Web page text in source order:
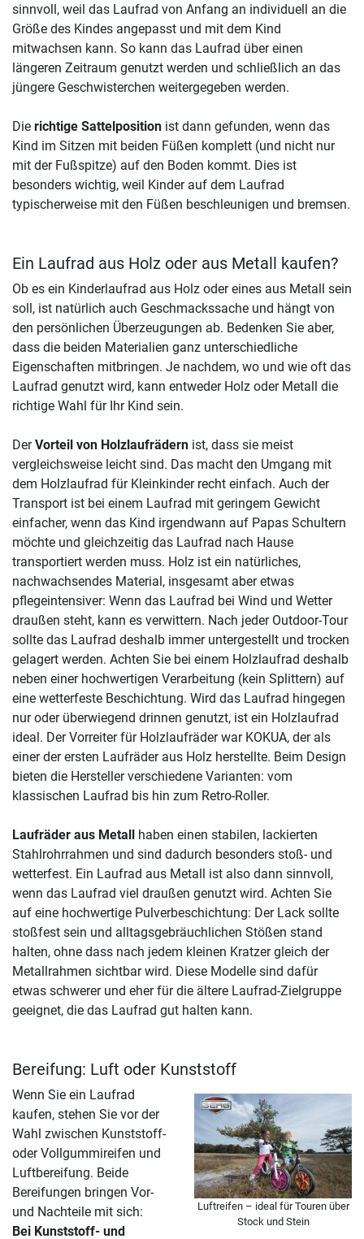
sinnvoll, weil das Laufrad von Anfang an individuell an die
Größe des Kindes angepasst und mit dem Kind
mitwachsen kann. So kann das Laufrad über einen
längeren Zeitraum genutzt werden und schließlich an das
jüngere Geschwisterchen weitergegeben werden.
Die richtige Sattelposition ist dann gefunden, wenn das
Kind im Sitzen mit beiden Füßen komplett (und nicht nur
mit der Fußspitze) auf den Boden kommt. Dies ist
besonders wichtig, weil Kinder auf dem Laufrad
typischerweise mit den Füßen beschleunigen und bremsen.
Ein Laufrad aus Holz oder aus Metall kaufen?
Ob es ein Kinderlaufrad aus Holz oder eines aus Metall sein
soll, ist natürlich auch Geschmackssache und hängt von
den persönlichen Überzeugungen ab. Bedenken Sie aber,
dass die beiden Materialien ganz unterschiedliche
Eigenschaften mitbringen. Je nachdem, wo und wie oft das
Laufrad genutzt wird, kann entweder Holz oder Metall die
richtige Wahl für Ihr Kind sein.
DerVorteil von Holzlaufrädern ist, dass sie meist
vergleichsweise leicht sind. Das macht den Umgang mit
dem Holzlaufrad für Kleinkinder recht einfach. Auch der
Transport ist bei einem Laufrad mit geringem Gewicht
einfacher, wenn das Kind irgendwann auf Papas Schultern
möchte und gleichzeitig das Laufrad nach Hause
transportiert werden muss. Holz ist ein natürliches,
nachwachsendes Material, insgesamt aber etwas
pflegeintensiver: Wenn das Laufrad bei Wind und Wetter
draußen steht, kann es verwittern. Nach jeder Outdoor-Tour
sollte das Laufrad deshalb immer untergestellt und trocken
gelagert werden. Achten Sie bei einem Holzlaufrad deshalb
neben einer hochwertigen Verarbeitung (kein Splittern) auf
eine wetterfeste Beschichtung. Wird das Laufrad hingegen
nur oder überwiegend drinnen genutzt, ist ein Holzlaufrad
ideal. Der Vorreiter für Holzlaufräder war KOKUA, der als
einer der ersten Laufräder aus Holz herstellte. Beim Design
bieten die Hersteller verschiedene Varianten: vom
klassischen Laufrad bis hin zum Retro-Roller.
Laufräder aus Metall haben einen stabilen, lackierten
Stahlrohrrahmen und sind dadurch besonders stoß- und
wetterfest. Ein Laufrad aus Metall ist also dann sinnvoll,
wenn das Laufrad viel draußen genutzt wird. Achten Sie
auf eine hochwertige Pulverbeschichtung: Der Lack sollte
stoßfest sein und alltagsgebräuchlichen Stößen stand
halten, ohne dass nach jedem kleinen Kratzer gleich der
Metallrahmen sichtbar wird. Diese Modelle sind dafür
etwas schwerer und eher für die ältere Laufrad-Zielgruppe
geeignet, die das Laufrad gut halten kann.
Bereifung: Luft oder Kunststoff
Luftreifen – ideal für Touren über
Stock und Stein
Wenn Sie ein Laufrad
kaufen, stehen Sie vor der
Wahl zwischen Kunststoff-
oder Vollgummireifen und
Luftbereifung. Beide
Bereifungen bringen Vor-
und Nachteile mit sich:
Bei Kunststoff- und